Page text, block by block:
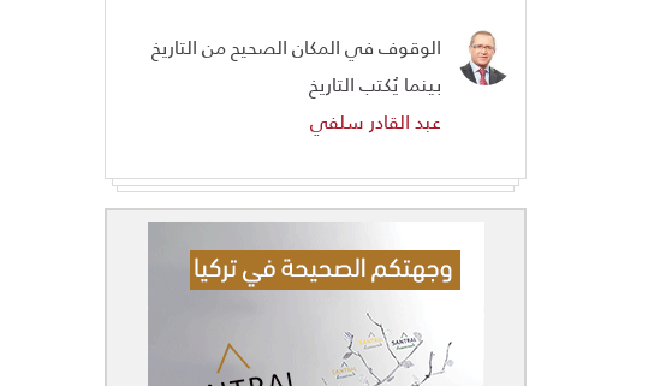
الوقوف في المكان الصحيح من التاريخ
بينما يُكتب التاريخ
عبد القادر سلفي